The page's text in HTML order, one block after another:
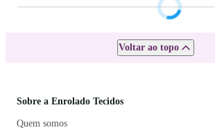
Voltar ao topo
Sobre a Enrolado Tecidos
Quem somos